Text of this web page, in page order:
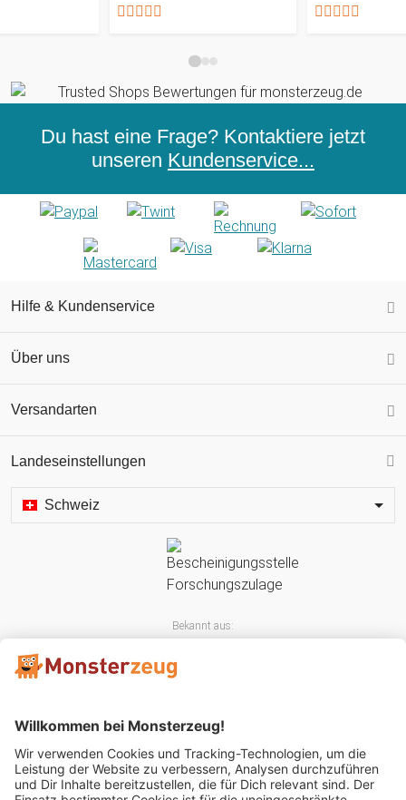
Du hast eine Frage? Kontaktiere jetzt
unseren Kundenservice...
Hilfe & Kundenservice
Über uns
Versandarten
Landeseinstellungen
Schweiz
Bekannt aus: